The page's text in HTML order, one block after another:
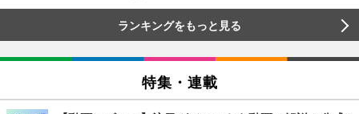
ランキングをもっと見る
特集・連載